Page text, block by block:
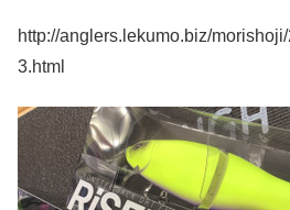
http://anglers.lekumo.biz/
3.html